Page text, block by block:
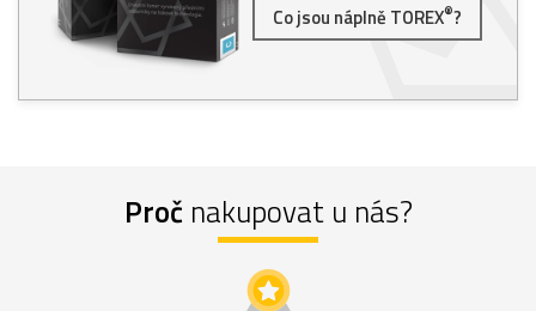
Co jsou náplně TOREX®?
Proč nakupovat u nás?